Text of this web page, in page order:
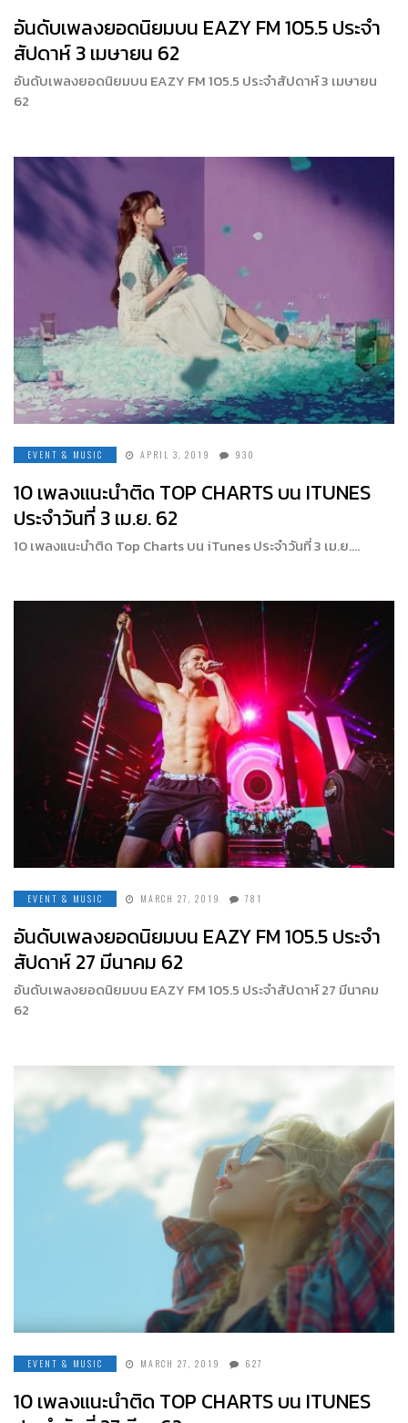
อันดับเพลงยอดนิยมบน EAZY FM 105.5 ประจำ
สัปดาห์ 3 เมษายน 62
อันดับเพลงยอดนิยมบน EAZY FM 105.5 ประจำสัปดาห์ 3 เมษายน
62
EVENT & MUSIC APRIL 3, 2019 930
10 เพลงแนะนำติด TOP CHARTS บน ITUNES
ประจำวันที่ 3 เม.ย. 62
10 เพลงแนะนำติด Top Charts บน iTunes ประจำวันที่ 3 เม.ย….
EVENT & MUSIC MARCH 27, 2019 781
อันดับเพลงยอดนิยมบน EAZY FM 105.5 ประจำ
สัปดาห์ 27 มีนาคม 62
อันดับเพลงยอดนิยมบน EAZY FM 105.5 ประจำสัปดาห์ 27 มีนาคม
62
EVENT & MUSIC MARCH 27, 2019 627
10 เพลงแนะนำติด TOP CHARTS บน ITUNES